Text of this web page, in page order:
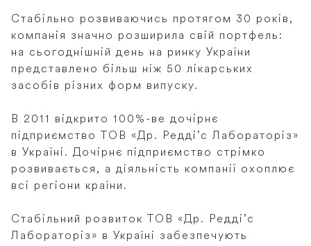
Стабільно розвиваючись протягом 30 років,
компанія значно розширила свій портфель:
на сьогоднішній день на ринку України
представлено більш ніж 50 лікарських
засобів різних форм випуску.
В 2011 відкрито 100%-ве дочірнє
підприємство ТОВ «Др. Редді’с Лабораторіз»
в Україні. Дочірнє підприємство стрімко
розвивається, а діяльність компанії охоплює
всі регіони країни.
Стабільний розвиток ТОВ «Др. Редді’с
Лабораторіз» в Україні забезпечують